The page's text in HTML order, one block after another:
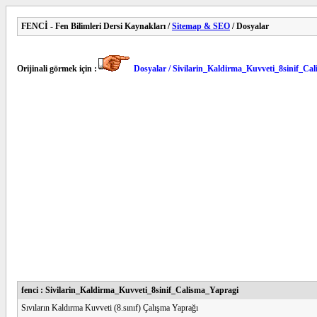
FENCİ - Fen Bilimleri Dersi Kaynakları /Sitemap & SEO / Dosyalar
Orijinali görmek için : Dosyalar /
fenci : Sivilarin_Kaldirma_Kuvveti_8sinif_Calisma_Yapragi
Sıvıların Kaldırma Kuvveti (8.sınıf) Çalışma Yaprağı